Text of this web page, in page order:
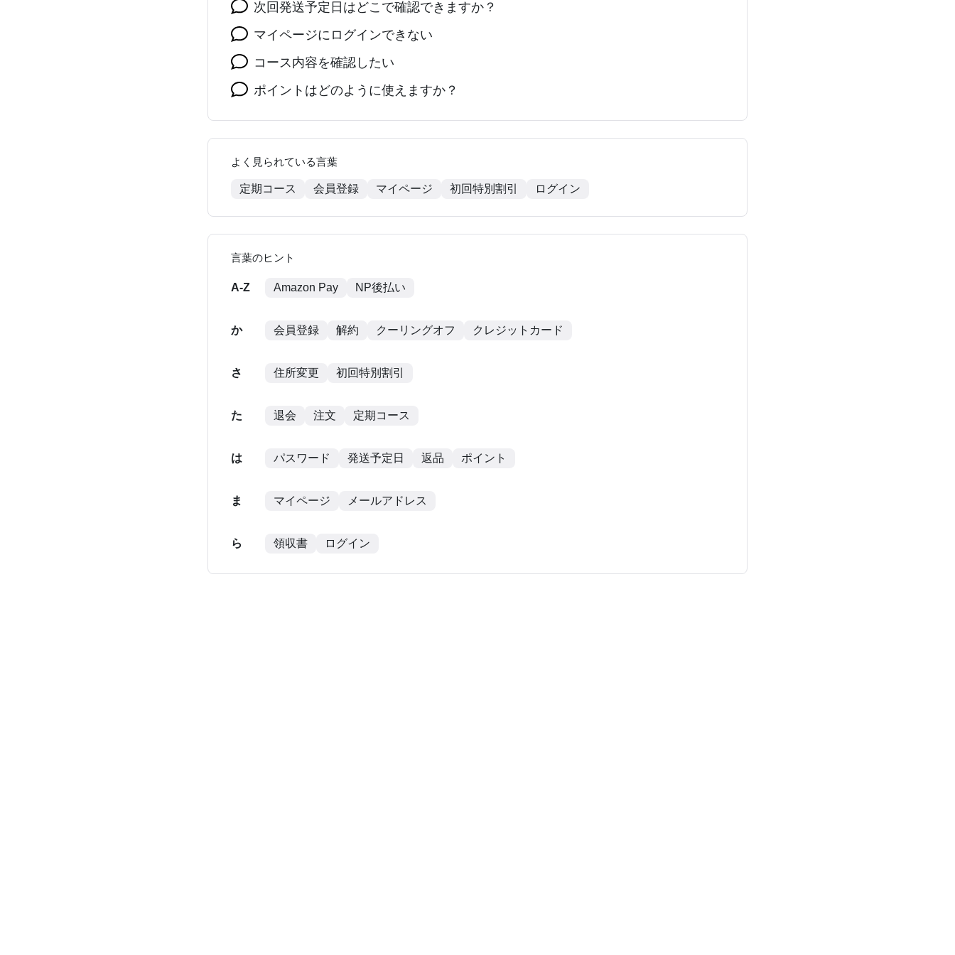
次回発送予定日はどこで確認できますか？
マイページにログインできない
コース内容を確認したい
ポイントはどのように使えますか？
よく見られている言葉
定期コース 会員登録 マイページ 初回特別割引 ログイン
言葉のヒント
A-Z Amazon Pay NP後払い
か 会員登録 解約 クーリングオフ クレジットカード
さ 住所変更 初回特別割引
た 退会 注文 定期コース
は パスワード 発送予定日 返品 ポイント
ま マイページ メールアドレス
ら 領収書 ログイン